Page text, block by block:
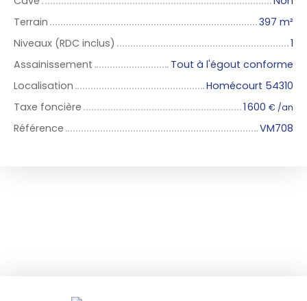
Terrain
397 m²
Niveaux (RDC inclus)
1
Assainissement
Tout à l'égout conforme
Localisation
Homécourt 54310
Taxe foncière
1 600 € /an
Référence VM708